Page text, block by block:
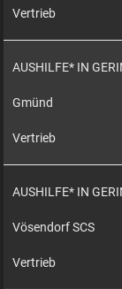
Vertrieb
AUSHILFE* IN
Gmünd
Vertrieb
AUSHILFE* IN
Vösendorf SCS
Vertrieb